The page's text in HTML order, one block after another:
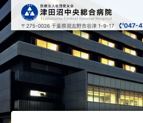
〒275-0026千葉県習志野市谷津 1-9-17 047-